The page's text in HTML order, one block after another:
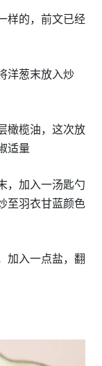
样的，前文已经
洋葱末放入炒
橄榄油，这次放
适量
，加入一汤匙勺
至羽衣甘蓝颜色
加入一点盐，翻